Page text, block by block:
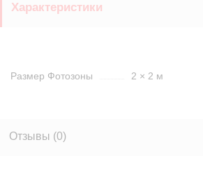
Характеристики
Размер Фотозоны 2 × 2 м
Отзывы (0)